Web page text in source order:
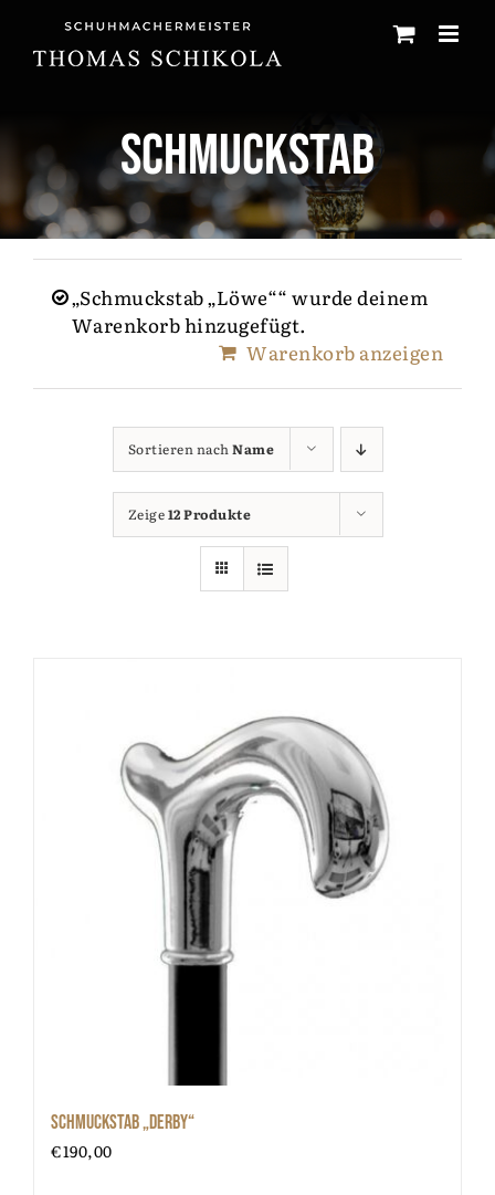
springen
Schmuckstab
„Schmuckstab „Löwe““ wurde deinem
Warenkorb hinzugefügt.
Warenkorb anzeigen
Sortieren nachName
Zeige12 Produkte
Schmuckstab „Derby“
€190,00